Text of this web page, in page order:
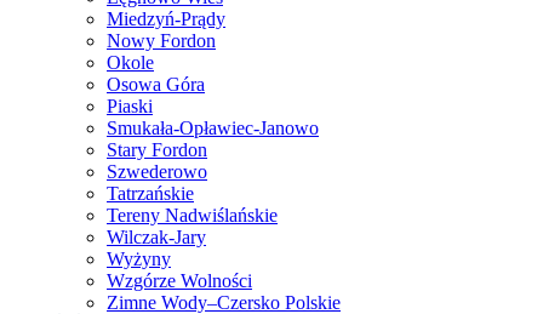
Miedzyń-Prądy
Nowy Fordon
Okole
Osowa Góra
Piaski
Smukała-Opławiec-Janowo
Stary Fordon
Szwederowo
Tatrzańskie
Tereny Nadwiślańskie
Wilczak-Jary
Wyżyny
Wzgórze Wolności
Zimne Wody–Czersko Polskie